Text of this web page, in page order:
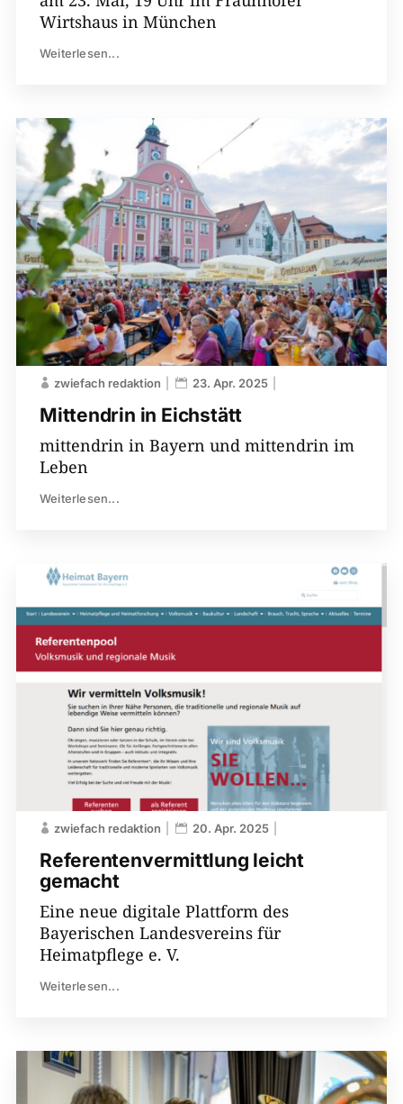
Wirtshaus in München
Weiterlesen...
Mittendrin in Eichstätt
zwiefach redaktion 23. Apr. 2025
mittendrin in Bayern und mittendrin im
Leben
Weiterlesen...
Referentenvermittlung leicht
gemacht
zwiefach redaktion 20. Apr. 2025
Eine neue digitale Plattform des
Bayerischen Landesvereins für
Heimatpflege e. V.
Weiterlesen...